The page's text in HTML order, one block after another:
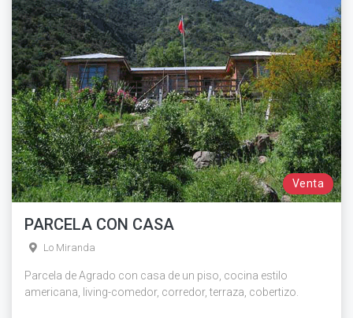
Venta
PARCELA CON CASA
Lo Miranda
Parcela de Agrado con casa de un piso, cocina estilo
americana, living-comedor, corredor, terraza, cobertizo.